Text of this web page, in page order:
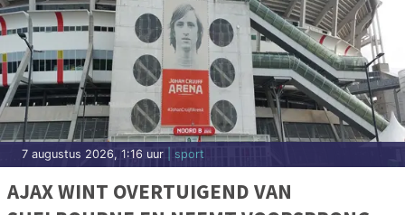
7 augustus 2026, 1:16 uur | sport
AJAX WINT OVERTUIGEND VAN